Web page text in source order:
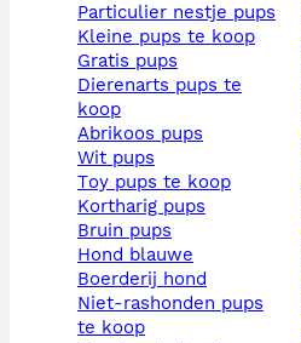
particulier nestje pups
kleine pups te koop
gratis pups
dierenarts pups te
koop
abrikoos pups
wit pups
toy pups te koop
kortharig pups
bruin pups
hond blauwe
boerderij hond
niet-rashonden pups
te koop